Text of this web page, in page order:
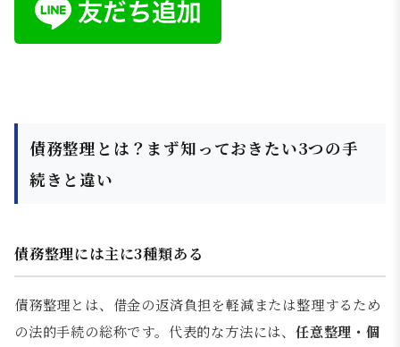
債務整理とは？まず知っておきたい3つの手
続きと違い
債務整理には主に3種類ある
債務整理とは、借金の返済負担を軽減または整理するため
の法的手続の総称です。代表的な方法には、任意整理・個